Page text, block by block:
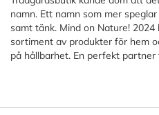
namn. Ett namn som mer
samt tänk. Mind on Nature!
sortiment av produkter för hem
på hållbarhet. En perfekt